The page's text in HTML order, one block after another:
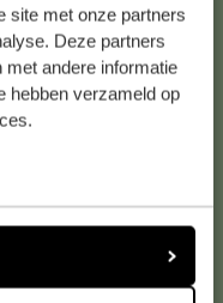
site met onze partners
Deze partners
andere informatie
hebben verzameld op
Hilfe
Hilfe brauchen, wenden